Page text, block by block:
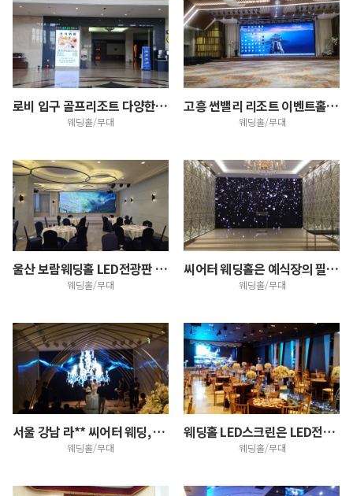
로비 입구 골프리조트 다양한 홍보 안내 대형 LED전광…
웨딩홀/무대
고흥 썬밸리 리조트 이벤트홀 대형 LED디스플레이 설치
웨딩홀/무대
울산 보람웨딩홀 LED전광판 설치
웨딩홀/무대
씨어터 웨딩홀은 예식장의 필수~! LED스크린 영상과 …
웨딩홀/무대
서울 강남 라** 씨어터 웨딩, 320inch 2SE…
웨딩홀/무대
웨딩홀 LED스크린은 LED전문업체에 의뢰하심이 탁월한…
웨딩홀/무대